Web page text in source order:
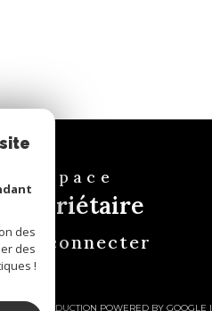
Espace
propriétaire
Se connecter
| TRADUCTION POWERED BY GOOGLE |
des
des
!